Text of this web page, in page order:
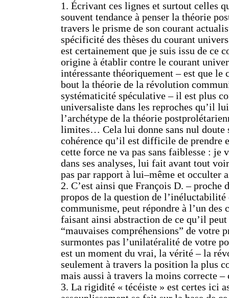
1. Écrivant ces lignes et surtout celles
souvent tendance à penser la théorie
travers le prisme de son courant
spécificité des thèses du courant
est certainement que je suis issu de ce
origine à établir contre le courant
intéressante théoriquement – est que le
bout la théorie de la révolution
systématicité spéculative – il est plus
universaliste dans les reproches qu’il
l’archétype de la théorie
limites… Cela lui donne sans nul doute
cohérence qu’il est difficile de prendre
cette force ne va pas sans faiblesse :
dans ses analyses, lui fait avant tout
pas par rapport à lui–même et occulter
2. C’est ainsi que François D. – proche
propos de la question de
communisme, peut répondre à l’un
faisant ainsi abstraction de ce qu’il
“mauvaises compréhensions” de votre
surmontes pas l’unilatéralité de votre
est un moment du vrai, la vérité – la
seulement à travers la position la plus
mais aussi à travers la moins correcte
3. La rigidité « técéiste » est certes ici